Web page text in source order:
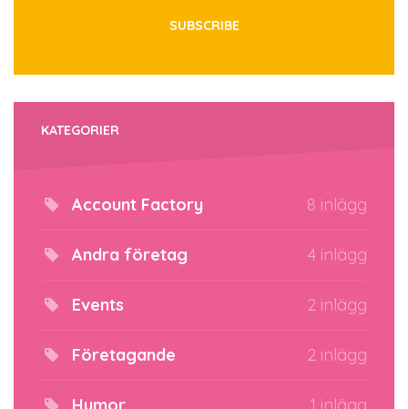
KATEGORIER
Account Factory 8 inlägg
Andra företag 4 inlägg
Events 2 inlägg
Företagande 2 inlägg
Humor 1 inlägg